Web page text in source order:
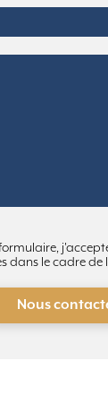
dans le cadre